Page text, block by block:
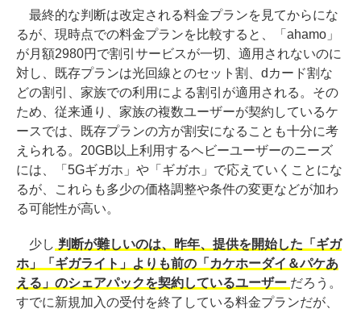
最終的な判断は改定される料金プランを見てからにな
るが、現時点での料金プランを比較すると、「ahamo」
が月額2980円で割引サービスが一切、適用されないのに
対し、既存プランは光回線とのセット割、dカード割な
どの割引、家族での利用による割引が適用される。その
ため、従来通り、家族の複数ユーザーが契約しているケ
ースでは、既存プランの方が割安になることも十分に考
えられる。20GB以上利用するヘビーユーザーのニーズ
には、「5Gギガホ」や「ギガホ」で応えていくことにな
るが、これらも多少の価格調整や条件の変更などが加わ
る可能性が高い。
少し 判断が難しいのは、昨年、提供を開始した「ギガ
ホ」「ギガライト」よりも前の「カケホーダイ＆パケあ
える」のシェアパックを契約しているユーザー だろう。
すでに新規加入の受付を終了している料金プランだが、